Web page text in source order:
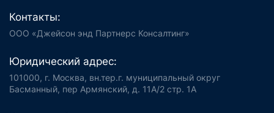
Контакты:
ООО «Джейсон энд Партнерс Консалтинг»
Юридический адрес:
101000, г. Москва, вн.тер.г. муниципальный округ
Басманный, пер Армянский, д. 11А/2 стр. 1А